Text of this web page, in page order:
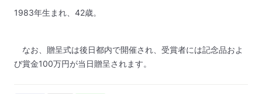
1983年生まれ、42歳。
なお、贈呈式は後日都内で開催され、受賞者には記念品およ
び賞金100万円が当日贈呈されます。